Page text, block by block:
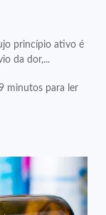
princípio ativo é
da dor,...
minutos para ler